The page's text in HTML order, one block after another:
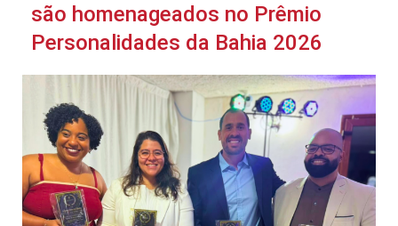
são homenageados no Prêmio
Personalidades da Bahia 2026